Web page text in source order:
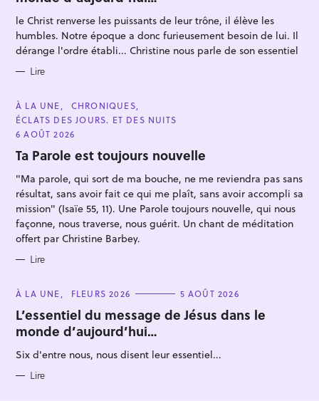
O
R
I
E
S
le Christ renverse les puissants de leur trône, il élève les
humbles. Notre époque a donc furieusement besoin de lui. Il
dérange l'ordre établi... Christine nous parle de son essentiel
Lire
C
A
T
E
G
O
R
E
À LA UNE
CHRONIQUES
ÉCLATS DES JOURS. ET DES NUITS
6 AOÛT 2026
Ta Parole est toujours nouvelle
"Ma parole, qui sort de ma bouche, ne me reviendra pas sans
résultat, sans avoir fait ce qui me plaît, sans avoir accompli sa
mission" (Isaïe 55, 11). Une Parole toujours nouvelle, qui nous
façonne, nous traverse, nous guérit. Un chant de méditation
offert par Christine Barbey.
Lire
C
T
E
G
O
R
I
S
À LA UNE FLEURS 2026 5 AOÛT 2026
L’essentiel du message de Jésus dans le
monde d’aujourd’hui…
Six d'entre nous, nous disent leur essentiel...
Lire
R
c
h
e
r
c
h
e
r